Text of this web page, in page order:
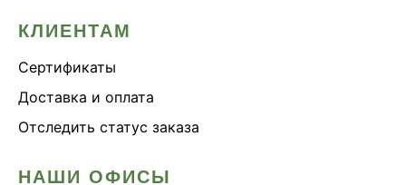
КЛИЕНТАМ
Сертификаты
Доставка и оплата
Отследить статус заказа
НАШИ ОФИСЫ